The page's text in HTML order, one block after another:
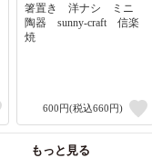
箸置き 洋ナシ ミニ
陶器 sunny-craft 信楽
焼
600円(税込660円)
もっと見る